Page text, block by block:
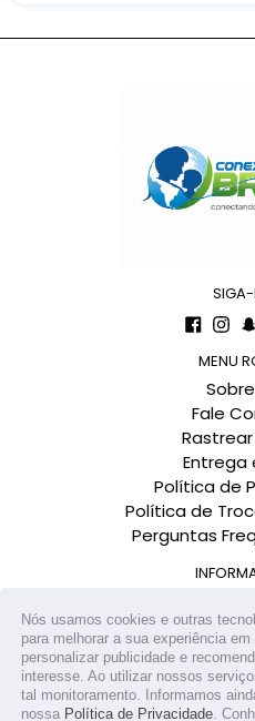
Nós usamos cookies e outras
para melhorar a sua experiência em
personalizar publicidade e
interesse. Ao utilizar nossos
tal monitoramento. Informamos
nossa Política de Privacidade .
Savia Kerlia
avaliado em
avaliado em
Tudo conforme
W Wanessa Sobral
avaliado em
MENU
Fale
Entrega
Política de
Política de
Perguntas
Av. Governador
Florianópolis-SC
Conexão